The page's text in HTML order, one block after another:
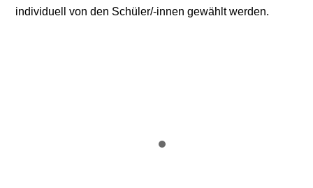
individuell von den Schüler/-innen gewählt werden.